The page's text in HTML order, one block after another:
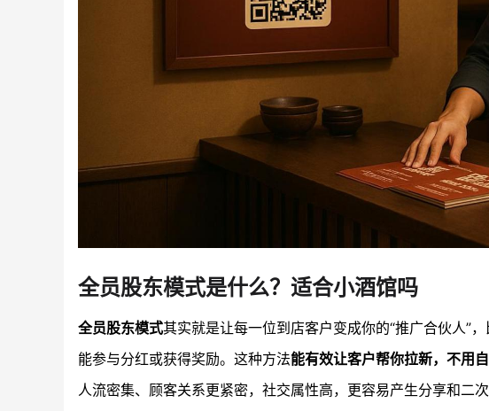
全员股东模式是什么？适合小酒馆吗
全员股东模式其实就是让每一位到店客户变成你的“推广合伙人”
能参与分红或获得奖励。这种方法能有效让客户帮你拉新，不用
人流密集、顾客关系更紧密，社交属性高，更容易产生分享和二次